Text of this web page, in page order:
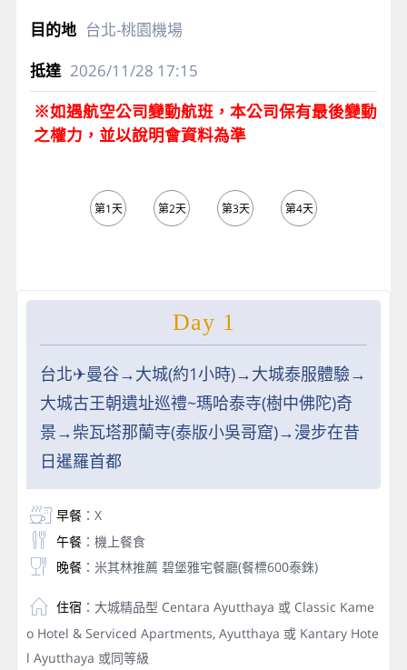
台北-桃園機場
2026/11/28 17:15
※如遇航空公司變動航班，本公司保有最後變動
之權力，並以說明會資料為準
第1天 第2天 第3天 第4天
Day 1
台北✈曼谷→大城(約1小時)→大城泰服體驗→
大城古王朝遺址巡禮~瑪哈泰寺(樹中佛陀)奇
景→柴瓦塔那蘭寺(泰版小吳哥窟)→漫步在昔
日暹羅首都
早餐：X
午餐：機上餐食
晚餐：米其林推薦 碧堡雅宅餐廳(餐標600泰銖)
住宿 ：大城精品型 Centara Ayutthaya 或 Classic Kame
o Hotel & Serviced Apartments, Ayutthaya 或 Kantary Hote
l Ayutthaya 或同等級